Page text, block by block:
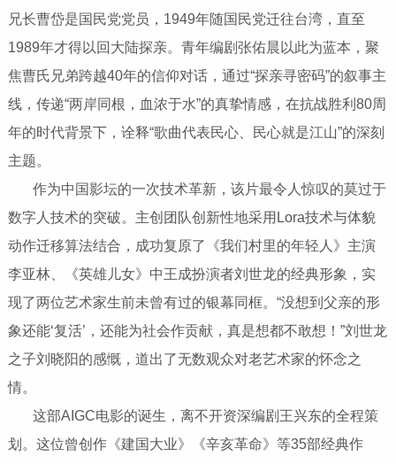
兄长曹岱是国民党党员，1949年随国民党迁往台湾，直至
1989年才得以回大陆探亲。青年编剧张佑晨以此为蓝本，聚
焦曹氏兄弟跨越40年的信仰对话，通过“探亲寻密码”的叙事主
线，传递“两岸同根，血浓于水”的真挚情感，在抗战胜利80周
年的时代背景下，诠释“歌曲代表民心、民心就是江山”的深刻
主题。
作为中国影坛的一次技术革新，该片最令人惊叹的莫过于
数字人技术的突破。主创团队创新性地采用Lora技术与体貌
动作迁移算法结合，成功复原了《我们村里的年轻人》主演
李亚林、《英雄儿女》中王成扮演者刘世龙的经典形象，实
现了两位艺术家生前未曾有过的银幕同框。“没想到父亲的形
象还能‘复活’，还能为社会作贡献，真是想都不敢想！”刘世龙
之子刘晓阳的感慨，道出了无数观众对老艺术家的怀念之
情。
这部AIGC电影的诞生，离不开资深编剧王兴东的全程策
划。这位曾创作《建国大业》《辛亥革命》等35部经典作